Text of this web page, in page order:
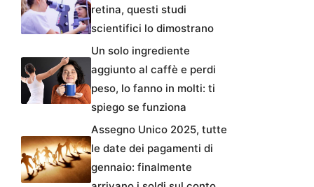
retina, questi studi
scientifici lo dimostrano
Un solo ingrediente
aggiunto al caffè e perdi
peso, lo fanno in molti: ti
spiego se funziona
Assegno Unico 2025, tutte
le date dei pagamenti di
gennaio: finalmente